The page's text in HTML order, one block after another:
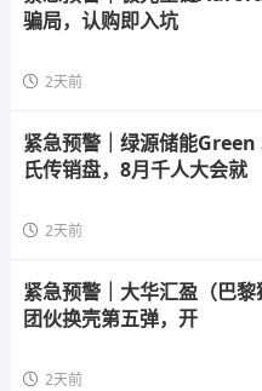
骗局，认购即入坑
2天前
紧急预警｜绿源储能
氏传销盘，8月千人大会就
2天前
紧急预警｜大华汇盈（巴
团伙换壳第五弹，开
2天前